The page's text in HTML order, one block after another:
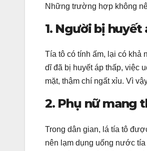
Những trường hợp không
1. Người bị huyết
Tía tô có tính ấm, lại có
dĩ đã bị huyết áp thấp, việc
mặt, thậm chí ngất xỉu. Vì
2. Phụ nữ mang
Trong dân gian, lá tía tô
nên lạm dụng uống nước